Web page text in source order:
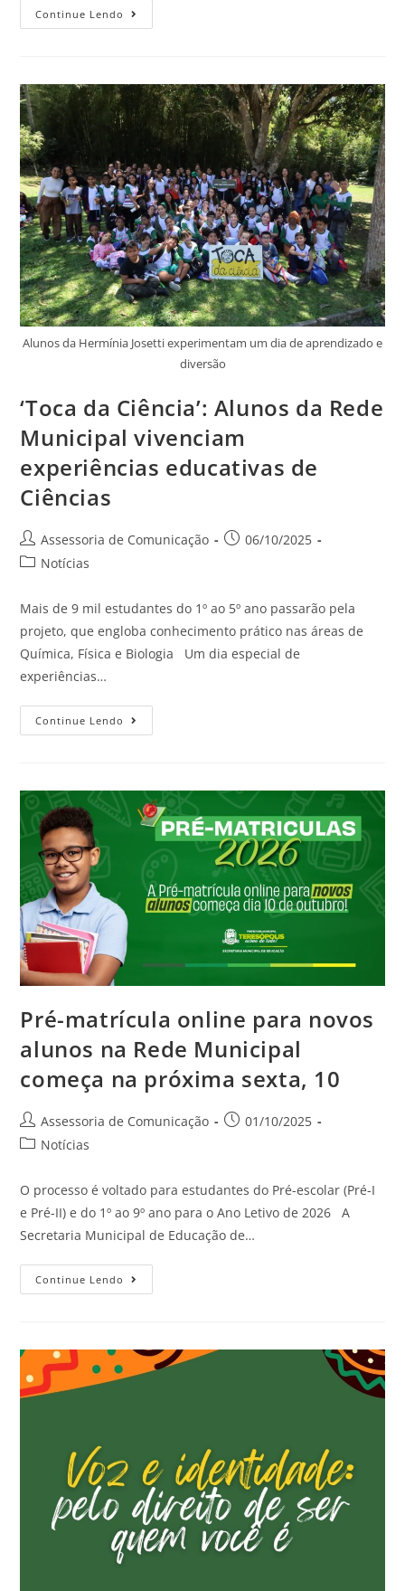
Continue Lendo
Alunos da Hermínia Josetti experimentam um dia de aprendizado e
diversão
‘Toca da Ciência’: Alunos da Rede
Municipal vivenciam
experiências educativas de
Ciências
Assessoria de Comunicação
06/10/2025
Notícias
Mais de 9 mil estudantes do 1º ao 5º ano passarão pela
projeto, que engloba conhecimento prático nas áreas de
Química, Física e Biologia Um dia especial de
experiências…
Continue Lendo
Pré-matrícula online para novos
alunos na Rede Municipal
começa na próxima sexta, 10
Assessoria de Comunicação
01/10/2025
Notícias
O processo é voltado para estudantes do Pré-escolar (Pré-I
e Pré-II) e do 1º ao 9º ano para o Ano Letivo de 2026 A
Secretaria Municipal de Educação de…
Continue Lendo